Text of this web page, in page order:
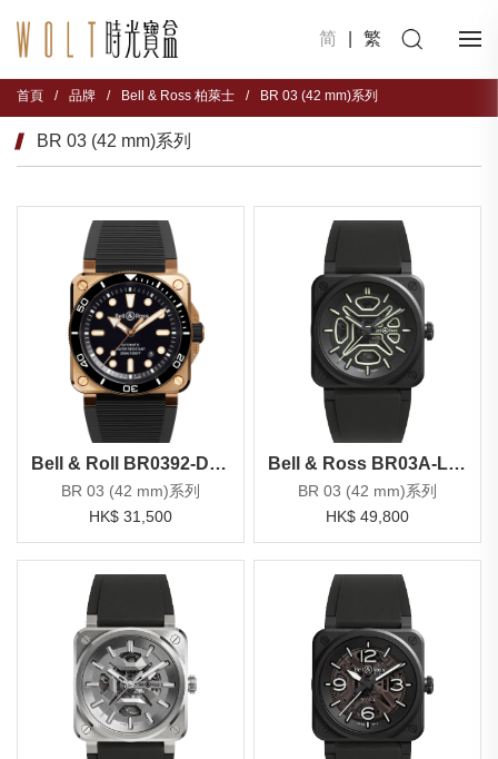
简 繁
首頁 / 品牌 / Bell & Ross 柏萊士 / BR 03 (42 mm)系列
BR 03 (42 mm)系列
Bell & Roll BR0392-D-BL-BR/SCA
BR 03 (42 mm)系列
HK$ 31,500
Bell & Ross BR03A-LM-SKCE/SRB
BR 03 (42 mm)系列
HK$ 49,800